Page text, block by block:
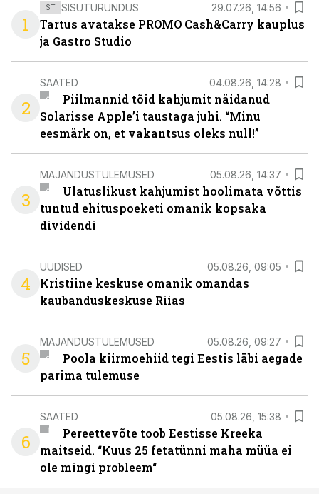
1
ST SISUTURUNDUS 29.07.26, 14:56
Tartus avatakse PROMO Cash&Carry kauplus
ja Gastro Studio
2
SAATED 04.08.26, 14:28
Piilmannid tõid kahjumit näidanud
Solarisse Apple’i taustaga juhi. “Minu
eesmärk on, et vakantsus oleks null!”
3
MAJANDUSTULEMUSED 05.08.26, 14:37
Ulatuslikust kahjumist hoolimata võttis
tuntud ehituspoeketi omanik kopsaka
dividendi
4
UUDISED 05.08.26, 09:05
Kristiine keskuse omanik omandas
kaubanduskeskuse Riias
5
MAJANDUSTULEMUSED 05.08.26, 09:27
Poola kiirmoehiid tegi Eestis läbi aegade
parima tulemuse
6
SAATED 05.08.26, 15:38
Pereettevõte toob Eestisse Kreeka
maitseid. “Kuus 25 fetatünni maha müüa ei
ole mingi probleem“